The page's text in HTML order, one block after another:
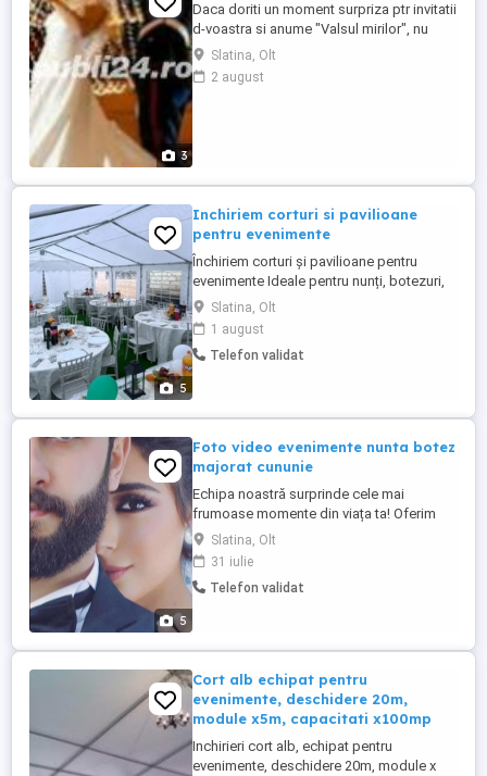
3
Daca doriti un moment surpriza ptr invitatii
d-voastra si anume "Valsul mirilor", nu
ezitati sa ma sunati la nr. tel 0767299907.
Veti fi multumiti de rezultat. Doina-Slatina.
Slatina, Olt
2 august
5
Inchiriem corturi si pavilioane
pentru evenimente
Închiriem corturi și pavilioane pentru
evenimente Ideale pentru nunți, botezuri,
aniversări, petreceri private sau
evenimente în aer liber. Punem la
dispoziție: - Cort 5 x 10 metri - Pavilioane 3
x 3 metri - Mese rotunde 150 cm + fețe de
Slatina, Olt
1 august
Telefon validat
5
Foto video evenimente nunta botez
majorat cununie
Echipa noastră surprinde cele mai
frumoase momente din viața ta! Oferim
servicii foto-video complete pentru: Nuntă
Botez Cununie civilă religioasă Majorat &
aniversări Opțional: albume foto
personalizate, platformă 360, cabină foto,
Slatina, Olt
31 iulie
Telefon validat
Cort alb echipat pentru
evenimente, deschidere 20m,
module x5m, capacitati x100mp
Inchirieri cort alb, echipat pentru
evenimente, deschidere 20m, module x